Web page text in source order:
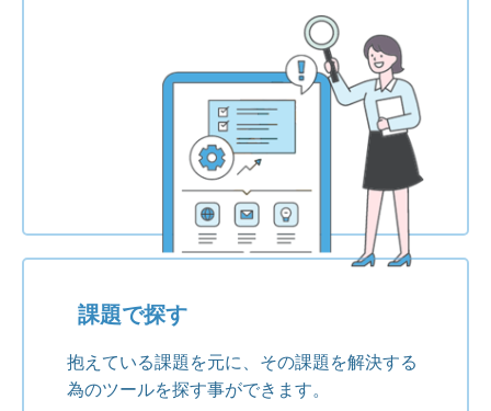
課題で探す
抱えている課題を元に、その課題を解決する
為のツールを探す事ができます。